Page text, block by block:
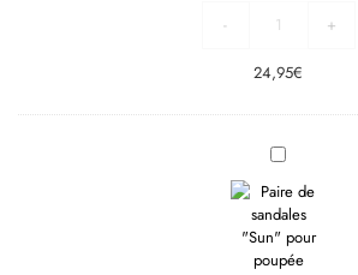
- +
24,95€
Sandales
de
plage
“Sun”
pour
poupée
Gordis
blanc